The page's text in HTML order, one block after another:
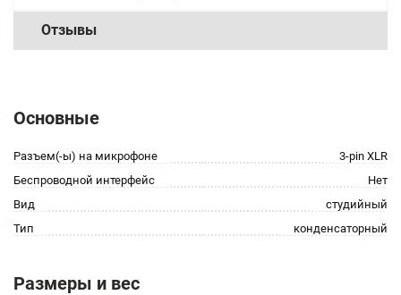
Отзывы
Основные
Разъем(-ы) на микрофоне
3-pin XLR
Беспроводной интерфейс
Нет
Вид
студийный
Тип
конденсаторный
Размеры и вес